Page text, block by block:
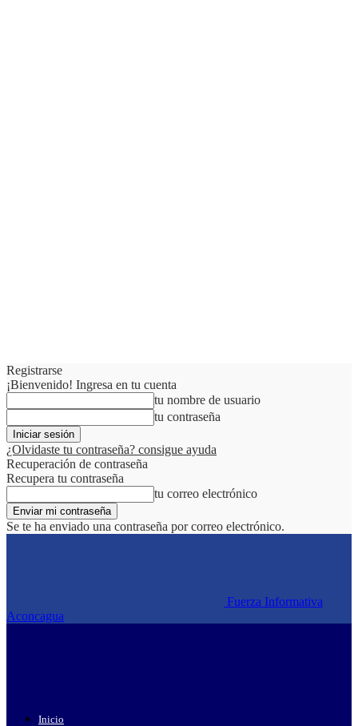
Registrarse
¡Bienvenido! Ingresa en tu cuenta
tu nombre de usuario
tu contraseña
¿Olvidaste tu contraseña? consigue ayuda
Recuperación de contraseña
Recupera tu contraseña
tu correo electrónico
Se te ha enviado una contraseña por correo electrónico.
Fuerza Informativa
Aconcagua
Inicio